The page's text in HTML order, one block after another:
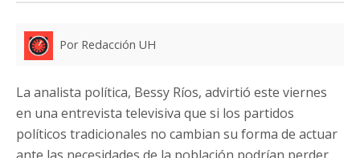
Por Redacción UH
La analista política, Bessy Ríos, advirtió este viernes
en una entrevista televisiva que si los partidos
políticos tradicionales no cambian su forma de actuar